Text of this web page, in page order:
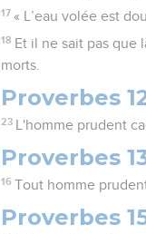
17 « L’eau volée est
18 Et il ne sait pas que
morts.
Proverbes
23 L'homme prudent
Proverbes
16 Tout homme
Proverbes